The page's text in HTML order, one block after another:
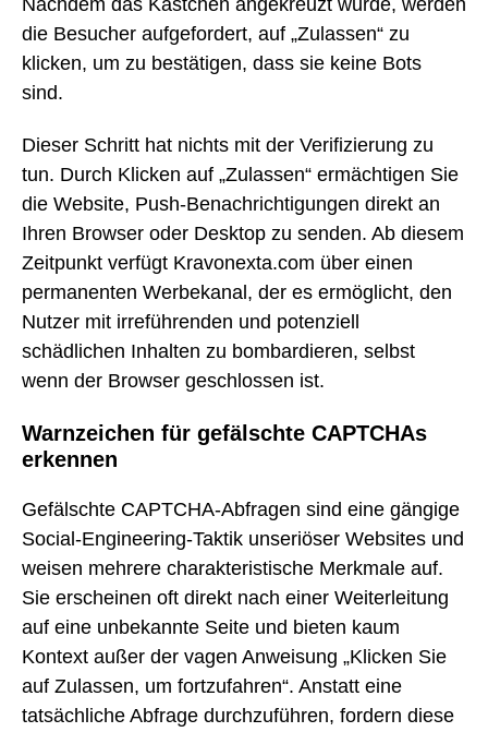
die Besucher aufgefordert, auf „Zulassen“ zu
klicken, um zu bestätigen, dass sie keine Bots
sind.
Dieser Schritt hat nichts mit der Verifizierung zu
tun. Durch Klicken auf „Zulassen“ ermächtigen Sie
die Website, Push-Benachrichtigungen direkt an
Ihren Browser oder Desktop zu senden. Ab diesem
Zeitpunkt verfügt Kravonexta.com über einen
permanenten Werbekanal, der es ermöglicht, den
Nutzer mit irreführenden und potenziell
schädlichen Inhalten zu bombardieren, selbst
wenn der Browser geschlossen ist.
Warnzeichen für gefälschte CAPTCHAs
erkennen
Gefälschte CAPTCHA-Abfragen sind eine gängige
Social-Engineering-Taktik unseriöser Websites und
weisen mehrere charakteristische Merkmale auf.
Sie erscheinen oft direkt nach einer Weiterleitung
auf eine unbekannte Seite und bieten kaum
Kontext außer der vagen Anweisung „Klicken Sie
auf Zulassen, um fortzufahren“. Anstatt eine
tatsächliche Abfrage durchzuführen, fordern diese